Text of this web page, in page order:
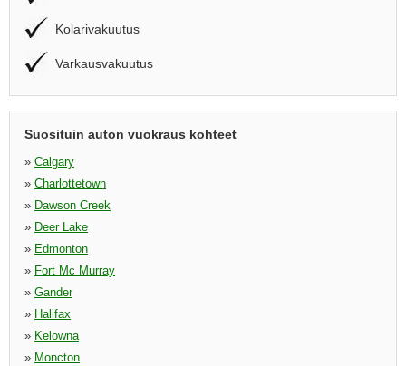
Kolarivakuutus
Varkausvakuutus
Suosituin auton vuokraus kohteet
» Calgary
» Charlottetown
» Dawson Creek
» Deer Lake
» Edmonton
» Fort Mc Murray
» Gander
» Halifax
» Kelowna
» Moncton